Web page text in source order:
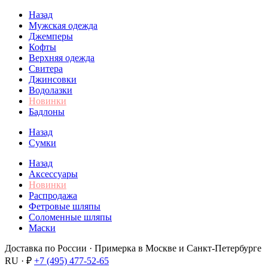
Назад
Мужская одежда
Джемперы
Кофты
Верхняя одежда
Свитера
Джинсовки
Водолазки
Новинки
Бадлоны
Назад
Сумки
Назад
Аксессуары
Новинки
Распродажа
Фетровые шляпы
Соломенные шляпы
Маски
Доставка по России · Примерка в Москве и Санкт-Петербурге
RU · ₽ +7 (495) 477-52-65